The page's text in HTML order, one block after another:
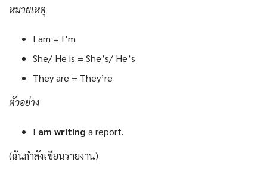
หมายเหตุ
I am = I’m
She/ He is = She’s/ He’s
They are = They’re
ตัวอย่าง
I am writing a report.
(ฉันกำลังเขียนรายงาน)